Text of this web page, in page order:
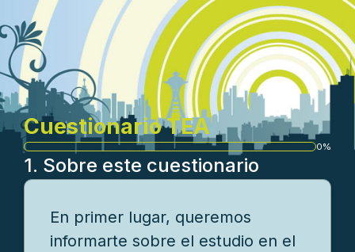
Cuestionario TEA
Progreso
0%
1. Sobre este cuestionario
En primer lugar, queremos
informarte sobre el estudio en el